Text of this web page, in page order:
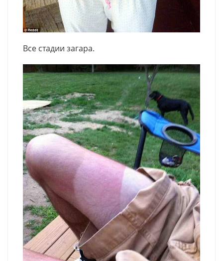
Все стадии загара.